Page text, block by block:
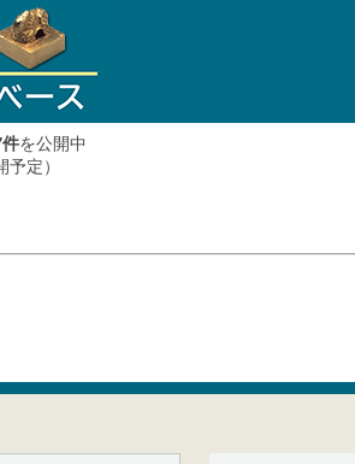
件を公開中
予定）